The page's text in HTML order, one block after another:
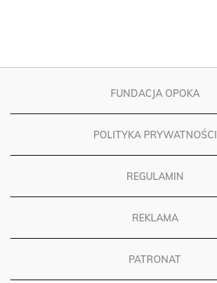
FUNDACJA OPOKA
POLITYKA PRYWATNOŚCI
REGULAMIN
REKLAMA
PATRONAT